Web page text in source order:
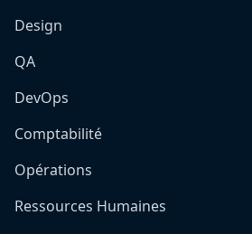
Design
QA
DevOps
Comptabilité
Opérations
Ressources Humaines